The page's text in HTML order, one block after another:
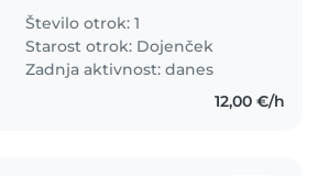
We need a babysitter who is
comfortable with doing some
chores. Feel free to contact me..
Število otrok: 1
Starost otrok: Dojenček
Zadnja aktivnost: danes
12,00 €/h